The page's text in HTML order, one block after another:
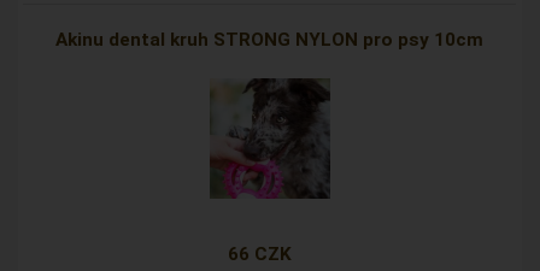
Akinu dental kruh STRONG NYLON pro psy 10cm
66 CZK